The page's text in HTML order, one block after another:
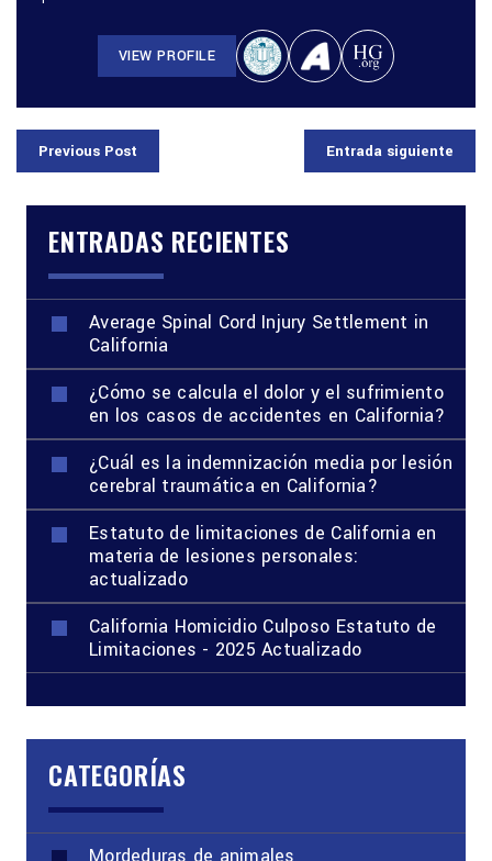
VIEW PROFILE
Previous Post Entrada siguiente
ENTRADAS RECIENTES
Average Spinal Cord Injury Settlement in
California
¿Cómo se calcula el dolor y el sufrimiento
en los casos de accidentes en California?
¿Cuál es la indemnización media por lesión
cerebral traumática en California?
Estatuto de limitaciones de California en
materia de lesiones personales:
actualizado
California Homicidio Culposo Estatuto de
Limitaciones - 2025 Actualizado
CATEGORÍAS
Mordeduras de animales